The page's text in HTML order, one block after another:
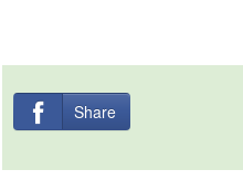
Share